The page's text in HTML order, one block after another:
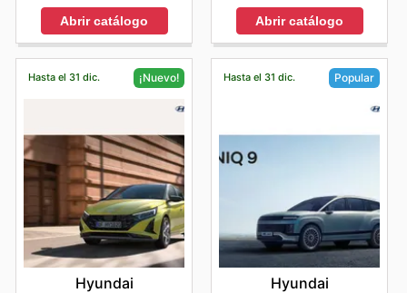
Abrir catálogo Abrir catálogo
Hasta el 31 dic. ¡Nuevo!
Hyundai
Hasta el 31 dic. Popular
Hyundai